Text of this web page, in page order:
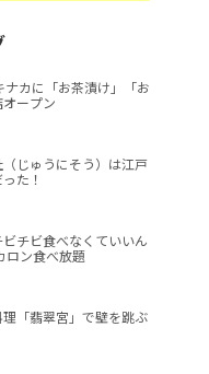
ナカに「お茶漬け」「お
ープン
（じゅうにそう）は江戸
た！
ビチビ食べなくていいん
ロン食べ放題
理「翡翠宮」で壁を跳ぶ